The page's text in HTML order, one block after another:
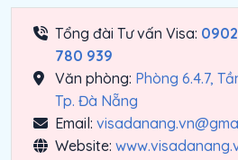
Tổng đài Tư vấn Visa:
780 939
Văn phòng: Phòng 6.4.7,
Tp. Đà Nẵng
Email:
Website: